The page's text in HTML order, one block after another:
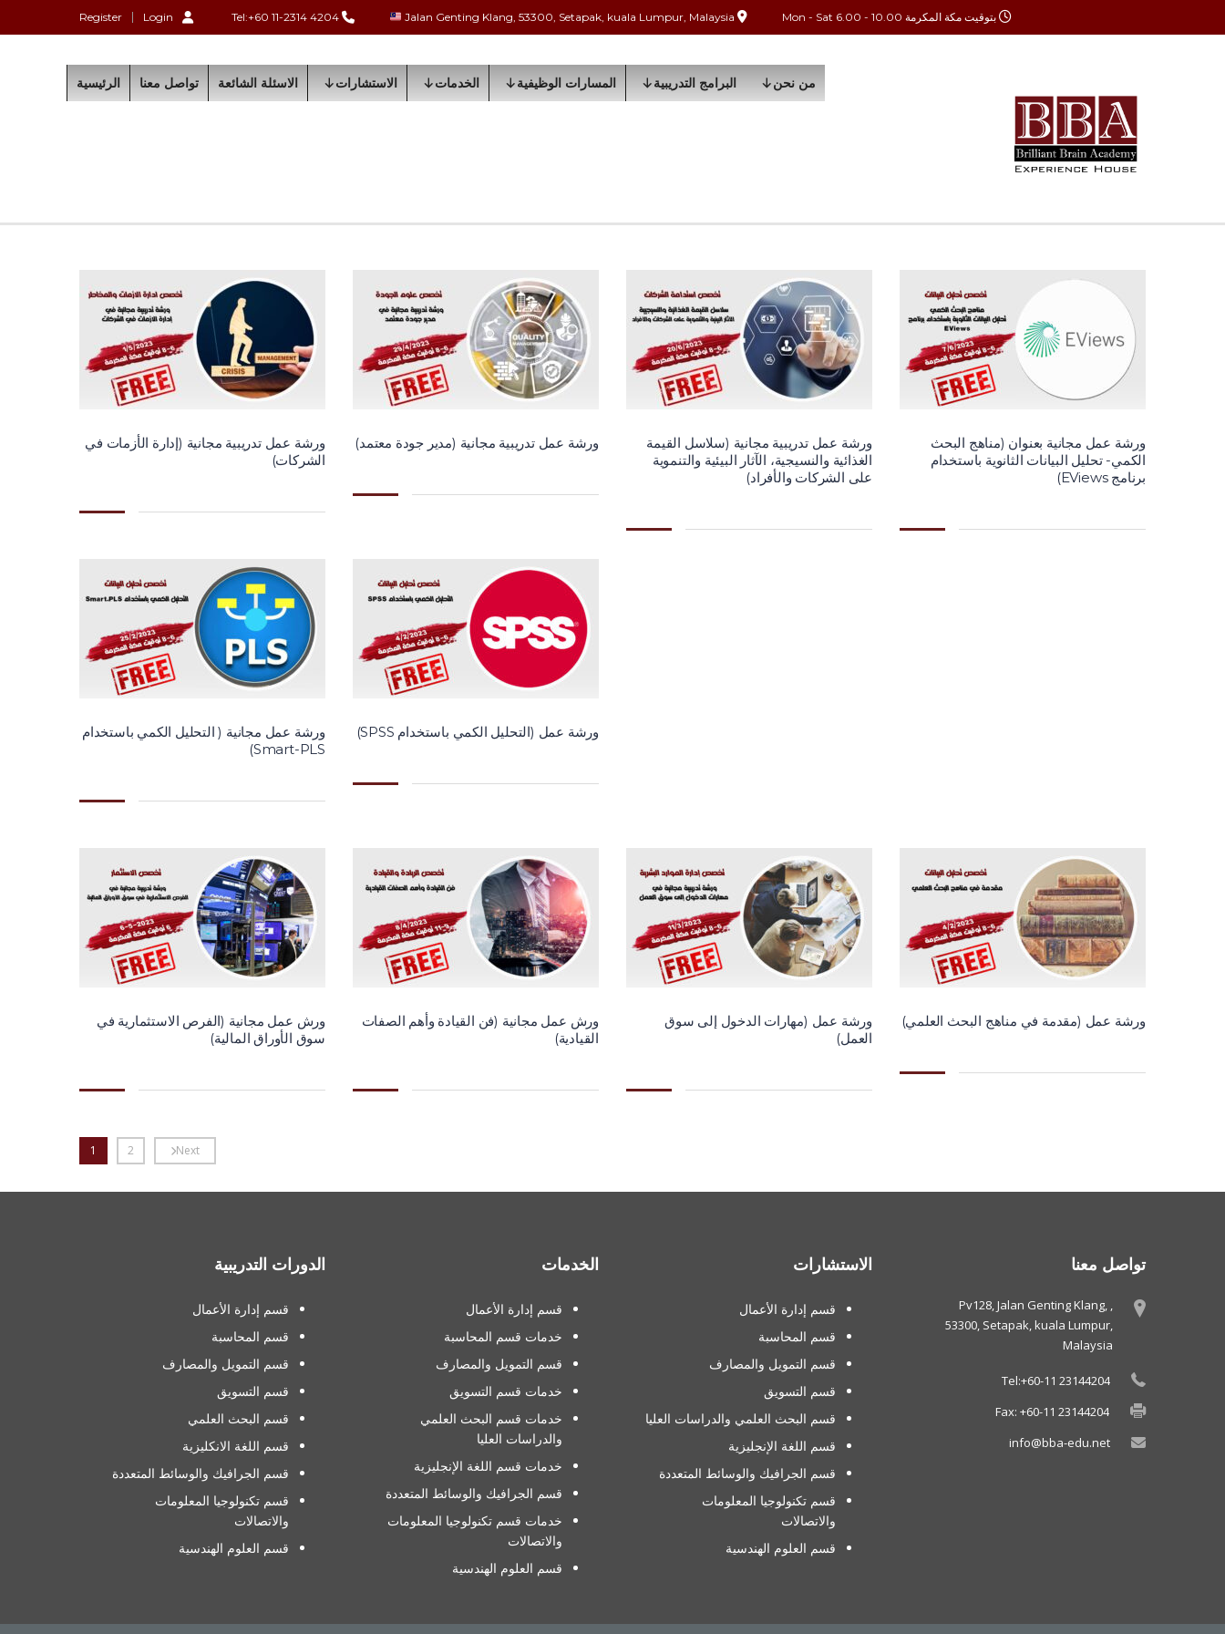
Login
Register بتوقيت مكة المكرمة Mon - Sat 6.00 - 10.00
من نحن الرئيسية البرامج التدريبية المسارات الوظيفية الخدمات الاستشارات الاسئلة الشائعة تواصل معنا
ورشة عمل مجانية بعنوان (مناهج البحث
الكمي- تحليل البيانات الثانوية باستخدام
برنامج EViews)
ورشة عمل تدريبية مجانية (سلاسل القيمة
الغذائية والنسيجية، الآثار البيئية والتنموية
على الشركات والأفراد)
ورشة عمل تدريبية مجانية (مدير جودة معتمد)
ورشة عمل تدريبية مجانية (إدارة الأزمات في
الشركات)
ورشة عمل (التحليل الكمي باستخدام SPSS)
ورشة عمل مجانية ( التحليل الكمي باستخدام
Smart-PLS)
ورشة عمل (مقدمة في مناهج البحث العلمي)
ورشة عمل (مهارات الدخول إلى سوق
العمل)
ورش عمل مجانية (فن القيادة وأهم الصفات
القيادية)
ورش عمل مجانية (الفرص الاستثمارية في
سوق الأوراق المالية)
1 2 Next
تواصل معنا
Pv128, Jalan Genting Klang, ,
53300, Setapak, kuala Lumpur,
Malaysia
Tel:+60-11 23144204
Fax: +60-11 23144204
info@bba-edu.net
الاستشارات
قسم إدارة الأعمال
قسم المحاسبة
قسم التمويل والمصارف
قسم التسويق
قسم البحث العلمي والدراسات العليا
قسم اللغة الإنجليزية
قسم الجرافيك والوسائط المتعددة
قسم تكنولوجيا المعلومات
والاتصالات
قسم العلوم الهندسية
الخدمات
قسم إدارة الأعمال
خدمات قسم المحاسبة
قسم التمويل والمصارف
خدمات قسم التسويق
خدمات قسم البحث العلمي
والدراسات العليا
خدمات قسم اللغة الإنجليزية
قسم الجرافيك والوسائط المتعددة
خدمات قسم تكنولوجيا المعلومات
والاتصالات
قسم العلوم الهندسية
الدورات التدريبية
قسم إدارة الأعمال
قسم المحاسبة
قسم التمويل والمصارف
قسم التسويق
قسم البحث العلمي
قسم اللغة الانكليزية
قسم الجرافيك والوسائط المتعددة
قسم تكنولوجيا المعلومات
والاتصالات
قسم العلوم الهندسية